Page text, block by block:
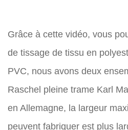
Grâce à cette vidéo, vous
de tissage de tissu en
PVC, nous avons deux
Raschel pleine trame Karl
en Allemagne, la largeur
peuvent fabriquer est plus